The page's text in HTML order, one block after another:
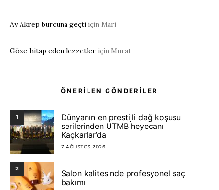
Ay Akrep burcuna geçti için Mari
Göze hitap eden lezzetler için Murat
ÖNERİLEN GÖNDERİLER
1
Dünyanın en prestijli dağ koşusu
serilerinden UTMB heyecanı
Kaçkarlar’da
7 AĞUSTOS 2026
2
Salon kalitesinde profesyonel saç
bakımı